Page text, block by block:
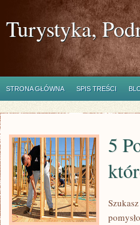
Turystyka,
STRONA GŁÓWNA SPIS TREŚCI
5